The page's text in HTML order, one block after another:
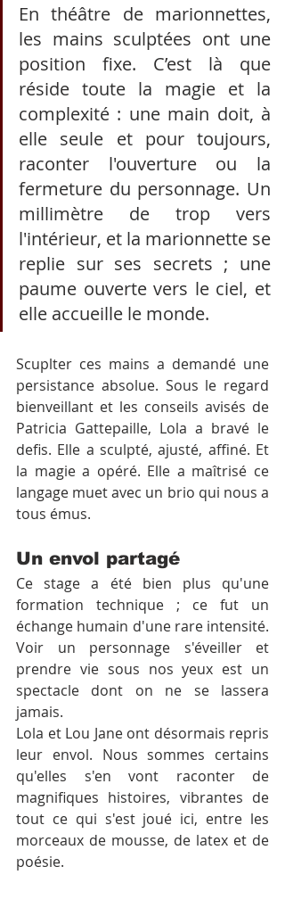
En théâtre de marionnettes,
les mains sculptées ont une
position fixe. C’est là que
réside toute la magie et la
complexité : une main doit, à
elle seule et pour toujours,
raconter l'ouverture ou la
fermeture du personnage. Un
millimètre de trop vers
l'intérieur, et la marionnette se
replie sur ses secrets ; une
paume ouverte vers le ciel, et
elle accueille le monde.
Scuplter ces mains a demandé une
persistance absolue. Sous le regard
bienveillant et les conseils avisés de
Patricia Gattepaille, Lola a bravé le
defis. Elle a sculpté, ajusté, affiné. Et
la magie a opéré. Elle a maîtrisé ce
langage muet avec un brio qui nous a
tous émus.
Un envol partagé
Ce stage a été bien plus qu'une
formation technique ; ce fut un
échange humain d'une rare intensité.
Voir un personnage s'éveiller et
prendre vie sous nos yeux est un
spectacle dont on ne se lassera
jamais.
Lola et Lou Jane ont désormais repris
leur envol. Nous sommes certains
qu'elles s'en vont raconter de
magnifiques histoires, vibrantes de
tout ce qui s'est joué ici, entre les
morceaux de mousse, de latex et de
poésie.